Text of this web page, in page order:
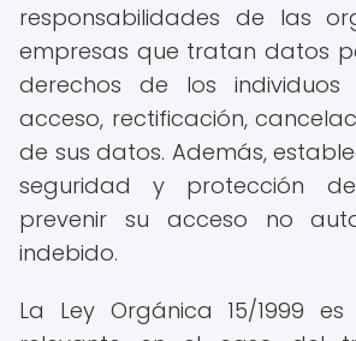
responsabilidades de las
empresas que tratan datos
derechos de los
acceso, rectificación,
de sus datos. Además,
seguridad y protección
prevenir su acceso no
indebido.
La Ley Orgánica 15/1999 es